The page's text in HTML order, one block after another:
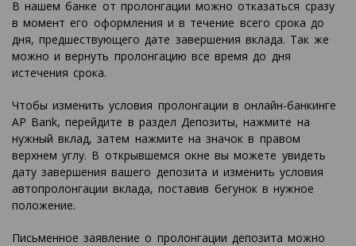
В нашем банке от пролонгации можно отказаться сразу
в момент его оформления и в течение всего срока до
дня, предшествующего дате завершения вклада. Так же
можно и вернуть пролонгацию все время до дня
истечения срока.
Чтобы изменить условия пролонгации в онлайн-банкинге
AP Bank, перейдите в раздел Депозиты, нажмите на
нужный вклад, затем нажмите на значок в правом
верхнем углу. В открывшемся окне вы можете увидеть
дату завершения вашего депозита и изменить условия
автопролонгации вклада, поставив бегунок в нужное
положение.
Письменное заявление о пролонгации депозита можно